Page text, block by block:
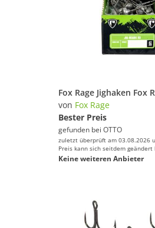
von Fox Rage
Bester Preis
gefunden bei OTTO
zuletzt überprüft am 03.08.2026
Preis kann sich seitdem geändert
Keine weiteren Anbieter